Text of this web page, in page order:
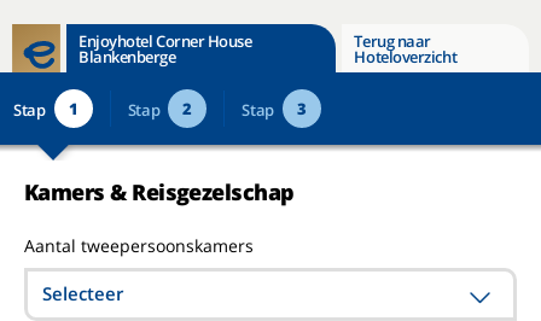
Enjoyhotel Corner House
Blankenberge
Terug naar
Hoteloverzicht
Stap 1 Stap 2 Stap 3
Kamers & Reisgezelschap
Aantal tweepersoonskamers
Selecteer